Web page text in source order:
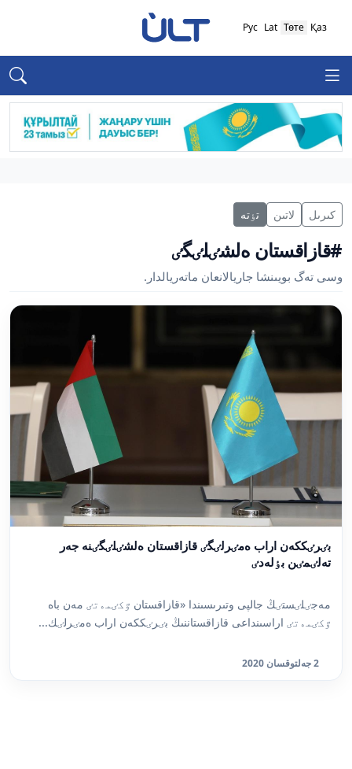
Қаз
Төте
Lat
Рус
كىرىل لاتىن تٶتە
#قازاقستان ەلشٸلٸگٸ
وسى تەگ بويىنشا جاريالانعان ماتەريالدار.
بٸرٸككەن اراب ەمٸرلٸگٸ قازاقستان ەلشٸلٸگٸنە جەر
تەلٸمٸن بٶلەدٸ
مەجٸلٸستٸڭ جالپى وتىرىسىندا «قازاقستان ٷكٸمەتٸ مەن باە
ٷكٸمەتٸ اراسىنداعى قازاقستاننىڭ بٸرٸككەن اراب ەمٸرلٸك...
2 جەلتوقسان 2020